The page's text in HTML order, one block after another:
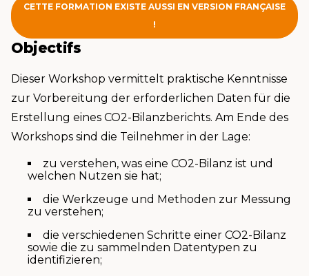
CETTE FORMATION EXISTE AUSSI EN VERSION FRANÇAISE
!
Objectifs
Dieser Workshop vermittelt praktische Kenntnisse
zur Vorbereitung der erforderlichen Daten für die
Erstellung eines CO2-Bilanzberichts. Am Ende des
Workshops sind die Teilnehmer in der Lage:
zu verstehen, was eine CO2-Bilanz ist und
welchen Nutzen sie hat;
die Werkzeuge und Methoden zur Messung
zu verstehen;
die verschiedenen Schritte einer CO2-Bilanz
sowie die zu sammelnden Datentypen zu
identifizieren;